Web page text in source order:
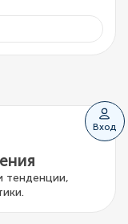
Вход
тенденции,